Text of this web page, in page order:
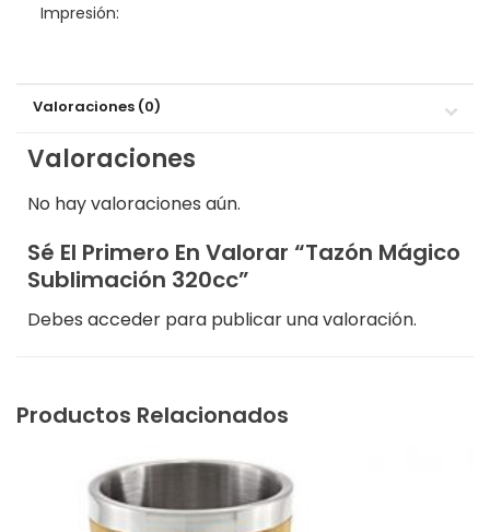
Impresión:
Valoraciones (0)
Valoraciones
No hay valoraciones aún.
Sé El Primero En Valorar “Tazón Mágico
Sublimación 320cc”
Debes acceder para publicar una valoración.
Productos Relacionados